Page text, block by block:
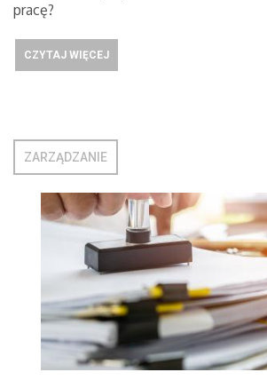
pracę?
CZYTAJ WIĘCEJ
ZARZĄDZANIE